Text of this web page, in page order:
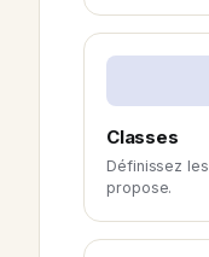
Classes
Définissez
propose.